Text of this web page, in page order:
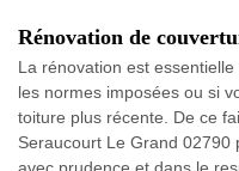
Rénovation de
La rénovation est
les normes imposées ou si
toiture plus récente. De ce
Seraucourt Le Grand 02790